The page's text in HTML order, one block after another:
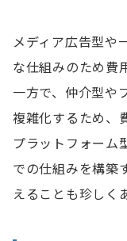
メディア広告型や
な仕組みのため費
一方で、仲介型や
複雑化するため、
プラットフォーム
での仕組みを構築
えることも珍しく